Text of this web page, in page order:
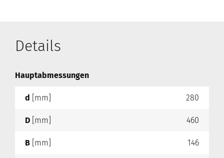
Details
Hauptabmessungen
d [mm] 280
D [mm] 460
B [mm] 146